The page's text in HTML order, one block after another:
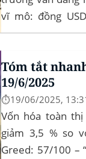
vĩ mô: đồng
crypto như “nơi
Hack 100 triệu
Tóm tắt
19/6/2025
⏱️19/06/2025,
Vốn hóa toàn
giảm 3,5 % so
Greed: 57/100 –